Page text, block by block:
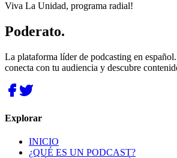
Viva La Unidad, programa radial!
Poderato.
La plataforma líder de podcasting en
conecta con tu audiencia y descubre
Explorar
INICIO
¿QUÉ ES UN PODCAST?